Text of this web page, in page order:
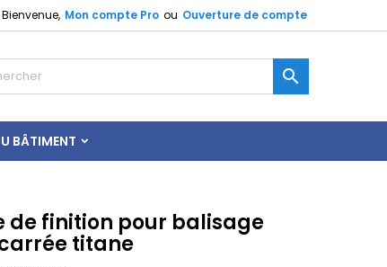
Bienvenue, Mon compte Pro ou Ouverture de compte

BÂTIMENT
de finition pour balisage
titane